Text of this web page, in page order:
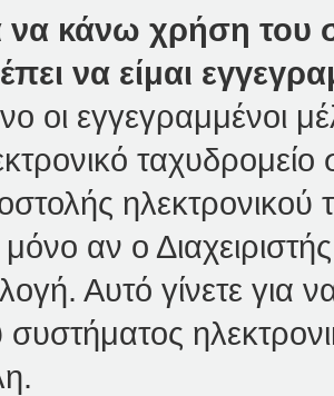
να κάνω χρήση του
να είμαι
οι εγγεγραμμένοι
ηλεκτρονικού
μόνο αν ο
Αυτό γίνετε
συστήματος